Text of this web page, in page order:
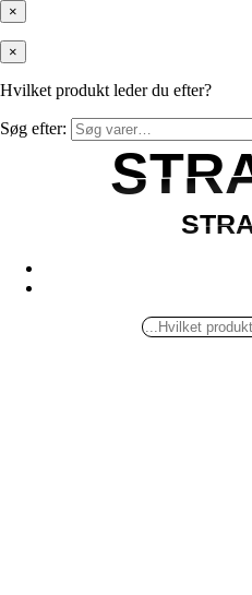
×
×
Hvilket produkt leder du efter?
Søg efter: